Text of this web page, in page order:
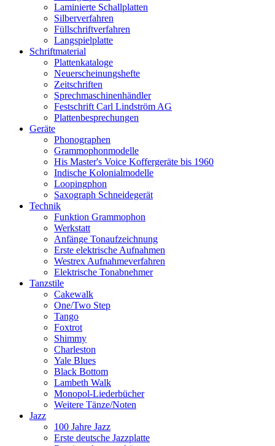
Laminierte Schallplatten
Silberverfahren
Füllschriftverfahren
Langspielplatte
Schriftmaterial
Plattenkataloge
Neuerscheinungshefte
Zeitschriften
Sprechmaschinenhändler
Festschrift Carl Lindström AG
Plattenbesprechungen
Geräte
Phonographen
Grammophonmodelle
His Master's Voice Koffergeräte bis 1960
Indische Kolonialmodelle
Loopingphon
Saxograph Schneidegerät
Technik
Funktion Grammophon
Werkstatt
Anfänge Tonaufzeichnung
Erste elektrische Aufnahmen
Westrex Aufnahmeverfahren
Elektrische Tonabnehmer
Tanzstile
Cakewalk
One/Two Step
Tango
Foxtrot
Shimmy
Charleston
Yale Blues
Black Bottom
Lambeth Walk
Monopol-Liederbücher
Weitere Tänze/Noten
Jazz
100 Jahre Jazz
Erste deutsche Jazzplatte